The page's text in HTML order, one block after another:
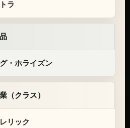
ラ
・ホライズン
（クラス）
リック